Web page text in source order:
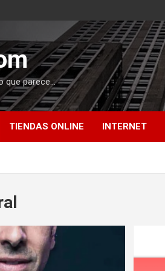
que parece…
TIENDAS ONLINE INTERNET